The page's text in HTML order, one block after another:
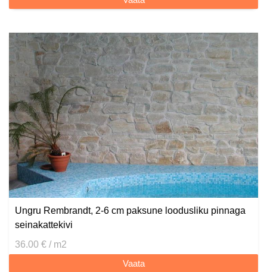
Ungru Rembrandt, 2-6 cm paksune loodusliku pinnaga
seinakattekivi
36.00 € / m2
Vaata